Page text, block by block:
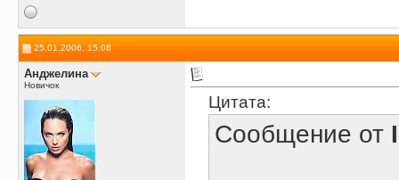
25.01.2006, 15:08
Анджелина
Новичок
Цитата:
Сообщение от